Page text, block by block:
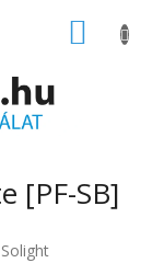
KOSÁR
[PF-SB]
Solight